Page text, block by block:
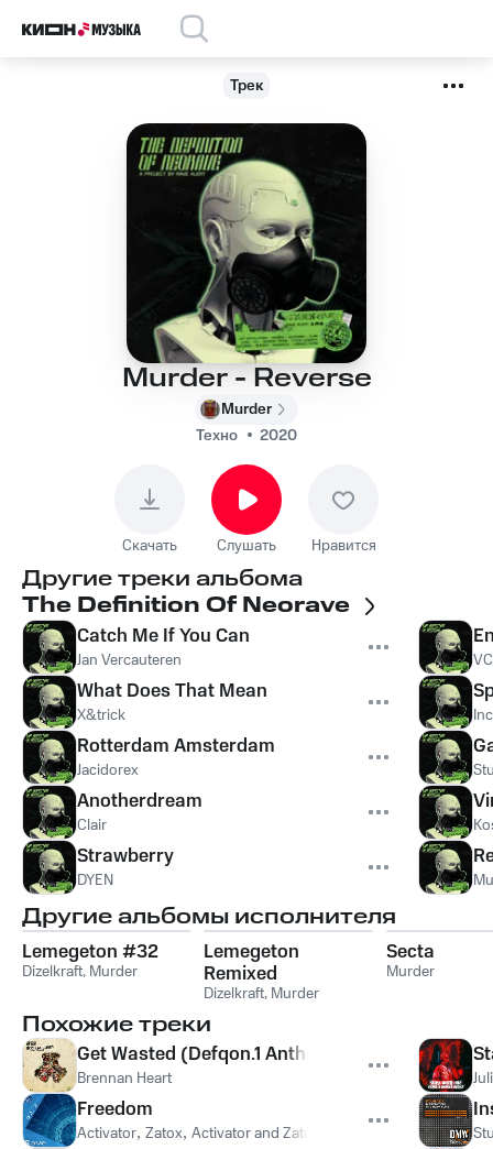
Трек
Murder - Reverse
Murder
Техно
2020
Скачать Слушать Нравится
Другие треки альбома
The Definition Of Neorave
Catch Me If You Can
Jan Vercauteren
What Does That Mean
X&trick
Rotterdam Amsterdam
Jacidorex
Anotherdream
Clair
Strawberry
DYEN
Другие альбомы исполнителя
Lemegeton #32
Dizelkraft, Murder
Lemegeton
Remixed
Dizelkraft, Murder
Secta
Murder
Похожие треки
Get Wasted (Defqon.1 Anthem 2007)
Brennan Heart
Freedom
Activator, Zatox, Activator and Zatox